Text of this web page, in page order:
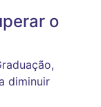
o
diminuir